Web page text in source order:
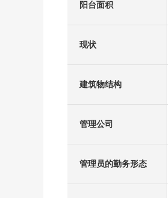
阳台面积
现状
建筑物结构
管理公司
管理员的勤务形态